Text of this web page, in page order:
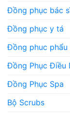
Đồng phục bác
Đồng phục y tá
Đồng phuc phẩu
Đồng Phục Điều
Đồng Phục Spa
Bộ Scrubs